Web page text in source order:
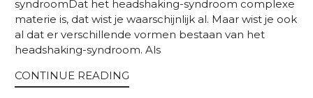
syndroomDat het headshaking-syndroom complexe
materie is, dat wist je waarschijnlijk al. Maar wist je ook
al dat er verschillende vormen bestaan van het
headshaking-syndroom. Als
CONTINUE READING